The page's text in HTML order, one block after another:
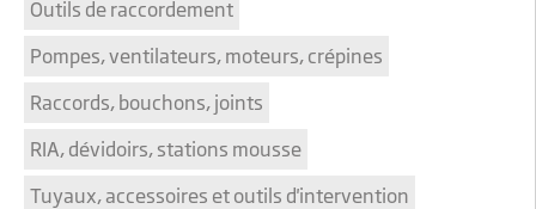
Outils de raccordement
Pompes, ventilateurs, moteurs, crépines
Raccords, bouchons, joints
RIA, dévidoirs, stations mousse
Tuyaux, accessoires et outils d'intervention